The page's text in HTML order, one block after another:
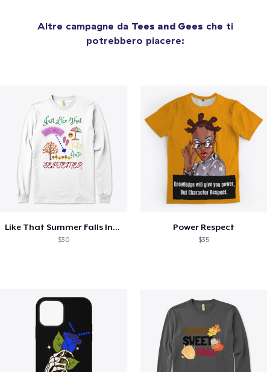
Altre campagne da Tees and Gees che ti
potrebbero piacere:
Like That Summer Falls Into September
$30
Power Respect
$35